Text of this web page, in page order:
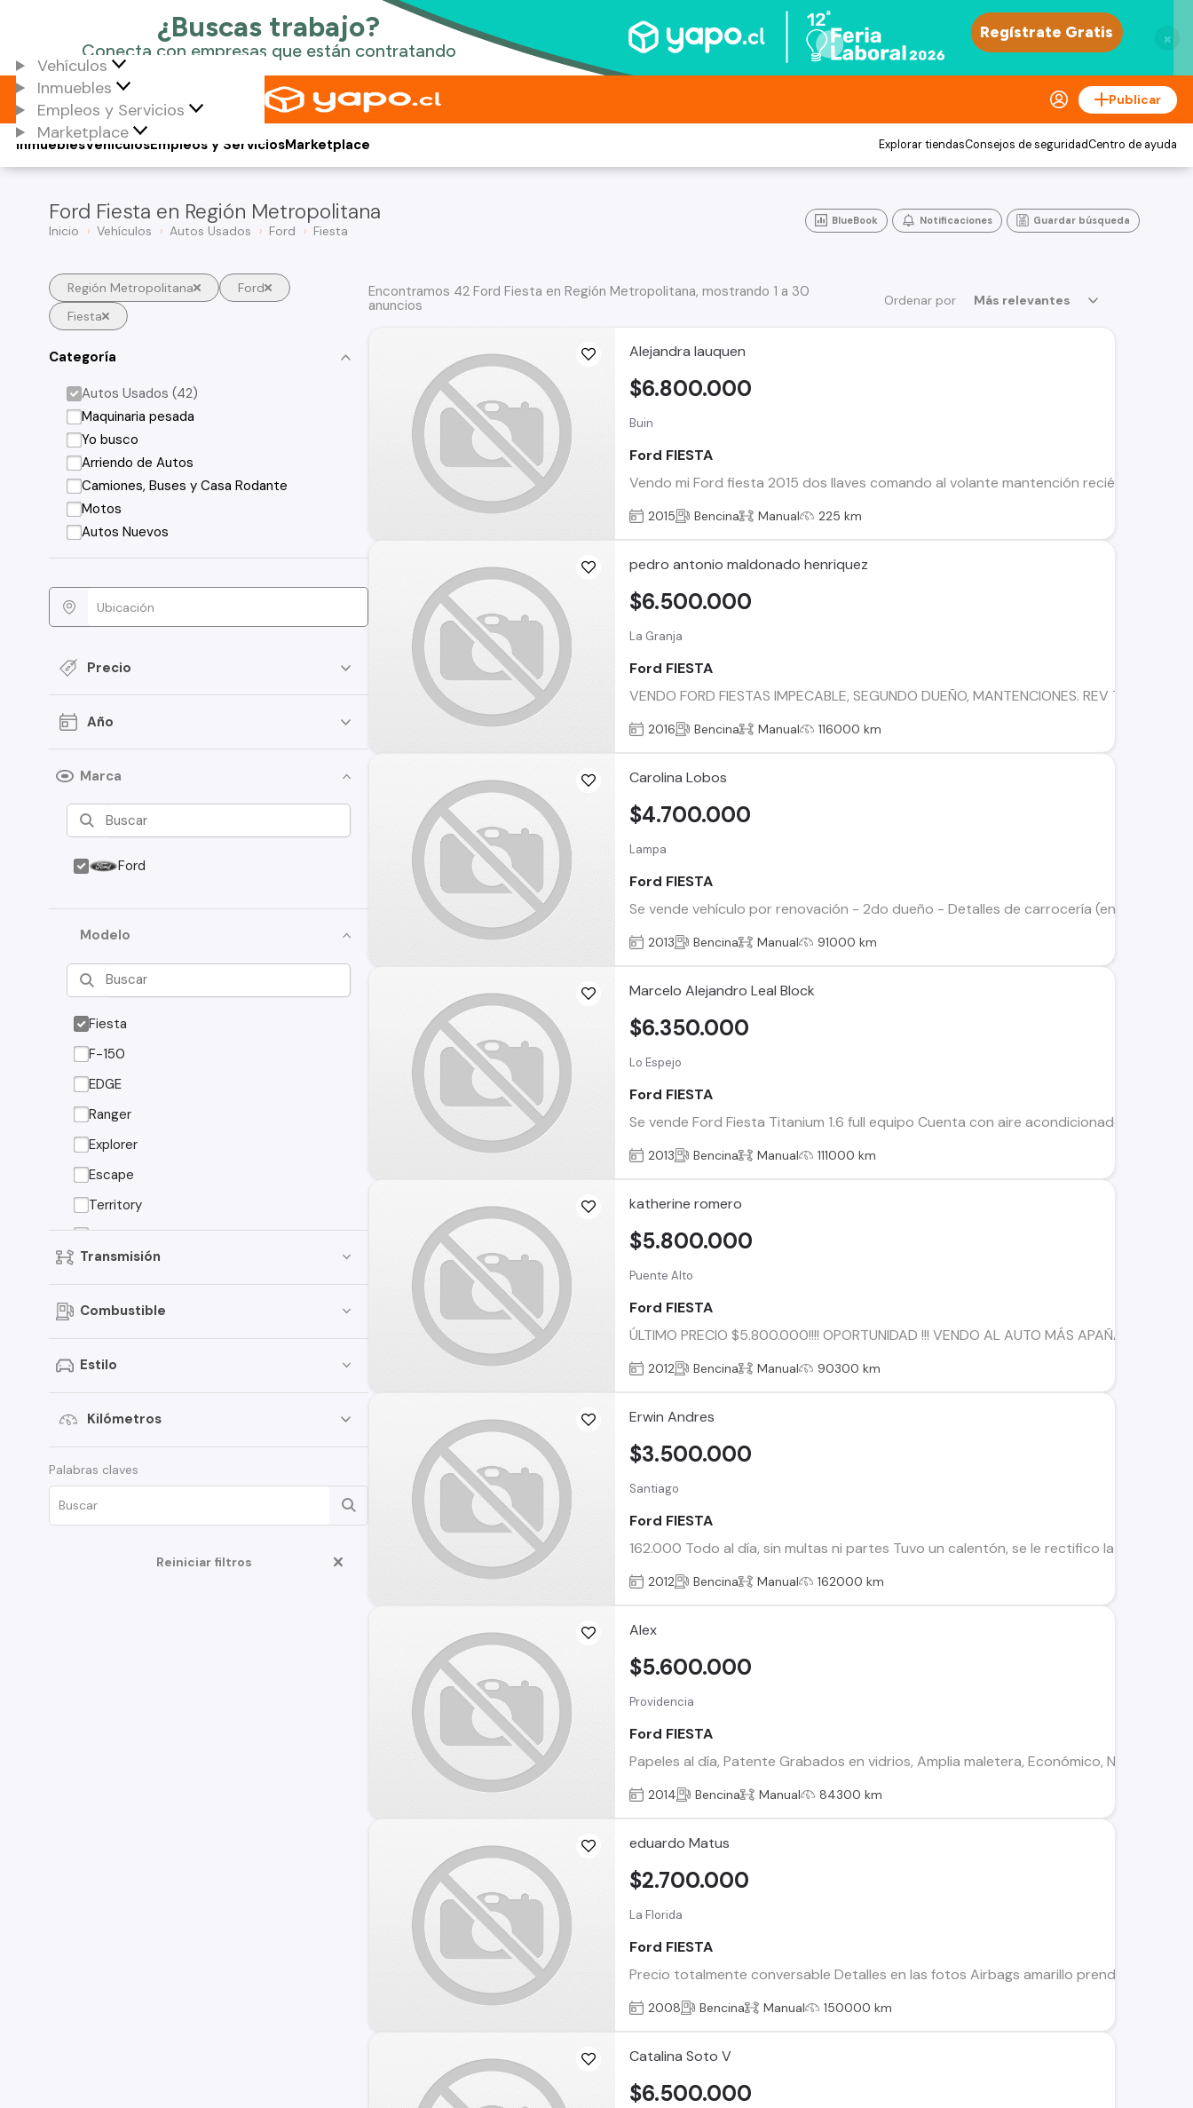
×
Vehículos
Inmuebles
Empleos y Servicios
Marketplace
Publicar
Vehículos
Inmuebles Empleos y ServiciosMarketplace Explorar tiendasConsejos de seguridadCentro de ayuda
Ford Fiesta en Región Metropolitana
Inicio Vehículos Autos Usados Ford Fiesta
BlueBook Notificaciones Guardar búsqueda
Región Metropolitana
Ford
Fiesta
Categoría
Autos Usados (42)
Maquinaria pesada
Yo busco
Arriendo de Autos
Camiones, Buses y Casa Rodante
Motos
Autos Nuevos
Precio
Año
Marca
Ford
Modelo
Fiesta
F-150
EDGE
Ranger
Explorer
Escape
Territory
Ecosport
Focus
Fusion
Expedition
Transit Van
Edge
F-100
Transmisión
Combustible
Estilo
Kilómetros
Palabras claves
Reiniciar filtros
Ordenar por Más relevantes
Encontramos 42 Ford Fiesta en Región Metropolitana, mostrando 1 a 30
anuncios
Alejandra lauquen
Buin
Ford FIESTA
Vendo mi Ford fiesta 2015 dos llaves comando al volante mantención recién hecha.
$6.800.000
2015 Bencina Manual 225 km
pedro antonio maldonado henriquez
La Granja
Ford FIESTA
VENDO FORD FIESTAS IMPECABLE, SEGUNDO DUEÑO, MANTENCIONES. REV TECNICA
$6.500.000
2016 Bencina Manual 116000 km
Carolina Lobos
Lampa
Ford FIESTA
Se vende vehículo por renovación - 2do dueño - Detalles de carrocería (en foto) -
$4.700.000
2013 Bencina Manual 91000 km
Marcelo Alejandro Leal Block
Lo Espejo
Ford FIESTA
Se vende Ford Fiesta Titanium 1.6 full equipo Cuenta con aire acondicionado, 6 air
$6.350.000
2013 Bencina Manual 111000 km
katherine romero
Puente Alto
Ford FIESTA
ÚLTIMO PRECIO $5.800.000!!!! OPORTUNIDAD !!! VENDO AL AUTO MÁS APAÑADOR, SE
$5.800.000
2012 Bencina Manual 90300 km
Erwin Andres
Santiago
Ford FIESTA
162.000 Todo al día, sin multas ni partes Tuvo un calentón, se le rectifico la culata y
$3.500.000
2012 Bencina Manual 162000 km
Alex
Providencia
Ford FIESTA
Papeles al día, Patente Grabados en vidrios, Amplia maletera, Económico, Nunca
$5.600.000
2014 Bencina Manual 84300 km
eduardo Matus
La Florida
Ford FIESTA
Precio totalmente conversable Detalles en las fotos Airbags amarillo prendido
$2.700.000
2008 Bencina Manual 150000 km
Catalina Soto V
$6.500.000